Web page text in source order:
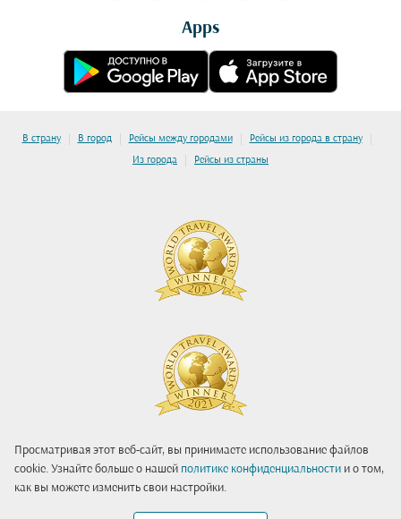
Просматривая этот веб-сайт, вы принимаете использование файлов
cookie. Узнайте больше о нашей политике конфиденциальности и о том,
как вы можете изменить свои настройки.
Apps
В страну | В город | Рейсы между городами | Рейсы из города в страну |
Из города | Рейсы из страны